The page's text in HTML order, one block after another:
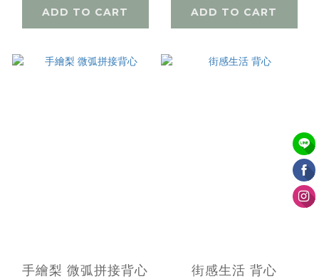
ADD TO CART ADD TO CART
手繪梨 微弧拼接背心 街感生活 背心